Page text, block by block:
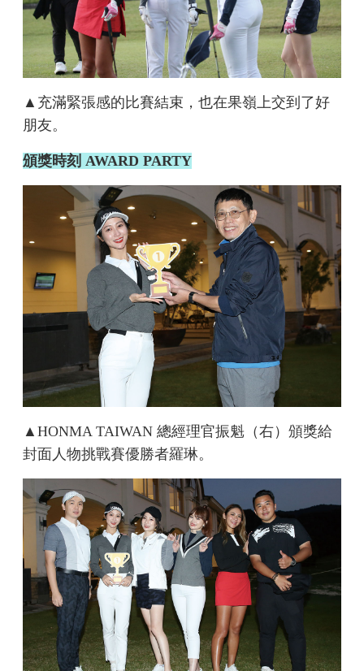
▲充滿緊張感的比賽結束，也在果嶺上交到了好
朋友。
頒獎時刻 AWARD PARTY
▲HONMA TAIWAN 總經理官振魁（右）頒獎給
封面人物挑戰賽優勝者羅琳。